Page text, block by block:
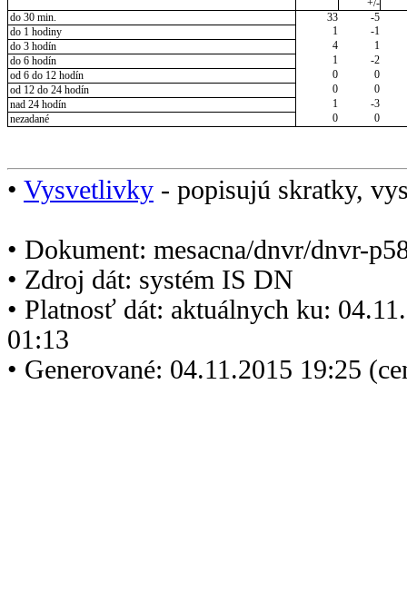
+/-
do 30 min.
33
-5
do 1 hodiny
1
-1
do 3 hodín
4
1
do 6 hodín
1
-2
od 6 do 12 hodín
0
0
od 12 do 24 hodín
0
0
nad 24 hodín
1
-3
nezadané
0 0
• Vysvetlivky - popisujú skratky,
• Dokument: mesacna/dnvr/dnvr-
• Zdroj dát: systém IS DN
• Platnosť dát: aktuálnych ku:
01:13
• Generované: 04.11.2015 19:25